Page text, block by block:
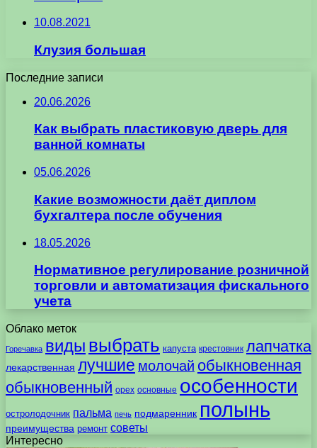
10.08.2021
Клузия большая
Последние записи
20.06.2026
Как выбрать пластиковую дверь для
ванной комнаты
05.06.2026
Какие возможности даёт диплом
бухгалтера после обучения
18.05.2026
Нормативное регулирование розничной
торговли и автоматизация фискального
учета
Облако меток
Горечавка виды выбрать капуста крестовник лапчатка
лекарственная лучшие молочай обыкновенная
обыкновенный орех основные особенности
остролодочник пальма печь подмаренник полынь
преимущества ремонт советы
Интересно